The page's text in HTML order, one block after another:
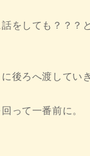
をしても？？？
後ろへ渡してい
って一番前に。